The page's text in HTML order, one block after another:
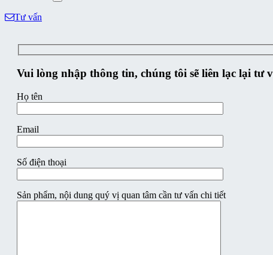
Tư vấn
Vui lòng nhập thông tin, chúng tôi sẽ liên lạc lại tư
Họ tên
Email
Số điện thoại
Sản phẩm, nội dung quý vị quan tâm cần tư vấn chi tiết